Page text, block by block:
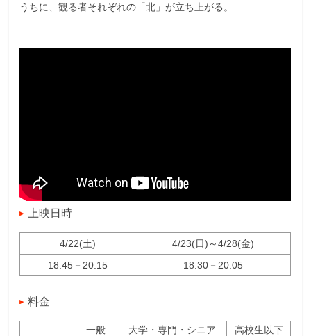
うちに、観る者それぞれの「北」が立ち上がる。
上映日時
4/22(土)
4/23(日)～4/28(金)
18:45－20:15
18:30－20:05
料金
一般 大学・専門・シニア
高校生以下